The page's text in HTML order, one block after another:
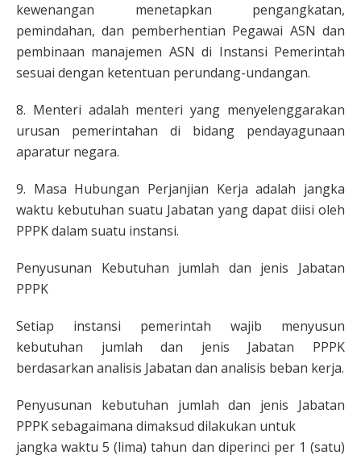
kewenangan menetapkan pengangkatan,
pemindahan, dan pemberhentian Pegawai ASN dan
pembinaan manajemen ASN di Instansi Pemerintah
sesuai dengan ketentuan perundang-undangan.
8. Menteri adalah menteri yang menyelenggarakan
urusan pemerintahan di bidang pendayagunaan
aparatur negara.
9. Masa Hubungan Perjanjian Kerja adalah jangka
waktu kebutuhan suatu Jabatan yang dapat diisi oleh
PPPK dalam suatu instansi.
Penyusunan Kebutuhan jumlah dan jenis Jabatan
PPPK
Setiap instansi pemerintah wajib menyusun
kebutuhan jumlah dan jenis Jabatan PPPK
berdasarkan analisis Jabatan dan analisis beban kerja.
Penyusunan kebutuhan jumlah dan jenis Jabatan
PPPK sebagaimana dimaksud dilakukan untuk
jangka waktu 5 (lima) tahun dan diperinci per 1 (satu)